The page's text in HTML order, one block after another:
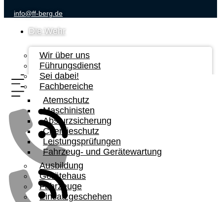
info@ff-berg.de
Die Wehr
Wir über uns
Führungsdienst
Sei dabei!
Fachbereiche
Atemschutz
Maschinisten
Absturzsicherung
Chemieschutz
Leistungsprüfungen
Fahrzeug- und Gerätewartung
Ausbildung
Gerätehaus
Fahrzeuge
Einsatzgeschehen